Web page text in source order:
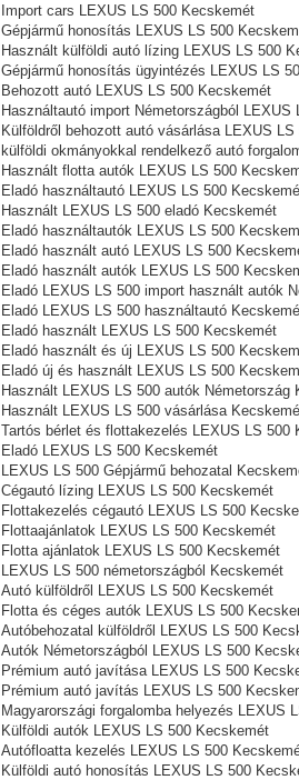
Import cars LEXUS LS 500 Kecskemét
Gépjármű honosítás LEXUS LS 500
Használt külföldi autó lízing LEXUS LS 500
Gépjármű honosítás ügyintézés LEXUS LS
Behozott autó LEXUS LS 500 Kecskemét
Használtautó import Németországból LEXUS
Külföldről behozott autó vásárlása LEXUS
külföldi okmányokkal rendelkező autó
Használt flotta autók LEXUS LS 500
Eladó használtautó LEXUS LS 500
Használt LEXUS LS 500 eladó Kecskemét
Eladó használtautók LEXUS LS 500
Eladó használt autó LEXUS LS 500
Eladó használt autók LEXUS LS 500
Eladó LEXUS LS 500 import használt autók
Eladó LEXUS LS 500 használtautó
Eladó használt LEXUS LS 500 Kecskemét
Eladó használt és új LEXUS LS 500
Eladó új és használt LEXUS LS 500
Használt LEXUS LS 500 autók Németország
Használt LEXUS LS 500 vásárlása
Tartós bérlet és flottakezelés LEXUS LS 500
Eladó LEXUS LS 500 Kecskemét
LEXUS LS 500 Gépjármű behozatal‎
Cégautó lízing LEXUS LS 500 Kecskemét
Flottakezelés cégautó LEXUS LS 500
Flottaajánlatok LEXUS LS 500 Kecskemét
Flotta ajánlatok LEXUS LS 500 Kecskemét
LEXUS LS 500 németországból Kecskemét
Autó külföldről LEXUS LS 500 Kecskemét
Flotta és céges autók LEXUS LS 500
Autóbehozatal külföldről LEXUS LS 500
Autók Németországból‎ LEXUS LS 500
Prémium autó javítása LEXUS LS 500
Prémium autó javítás LEXUS LS 500
Magyarországi forgalomba helyezés LEXUS
Külföldi autók‎ LEXUS LS 500 Kecskemét
Autófloatta kezelés LEXUS LS 500
Külföldi autó honosítás LEXUS LS 500